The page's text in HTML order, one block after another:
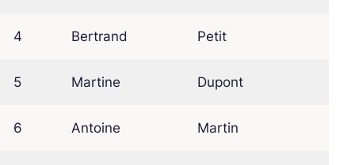
4 Bertrand Petit
5 Martine Dupont
6 Antoine Martin